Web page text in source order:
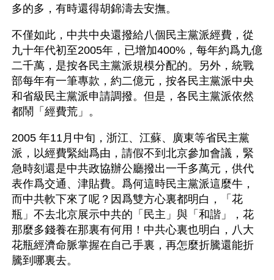
多的多，有時還得胡錦濤去安撫。
不僅如此，中共中央還撥給八個民主黨派經費，從
九十年代初至2005年，已增加400%，每年約爲九億
二千萬，是按各民主黨派規模分配的。另外，統戰
部每年有一筆專款，約二億元，按各民主黨派中央
和省級民主黨派申請調撥。但是，各民主黨派依然
都鬧「經費荒」。
2005 年11月中旬，浙江、江蘇、廣東等省民主黨
派，以經費緊絀爲由，請假不到北京參加會議，緊
急時刻還是中共政協辦公廳撥出一千多萬元，供代
表作爲交通、津貼費。爲何這時民主黨派這麼牛，
而中共軟下來了呢？因爲雙方心裏都明白，「花
瓶」不去北京展示中共的「民主」與「和諧」，花
那麼多錢養在那裏有何用！中共心裏也明白，八大
花瓶經濟命脈掌握在自己手裏，再怎麼折騰還能折
騰到哪裏去。